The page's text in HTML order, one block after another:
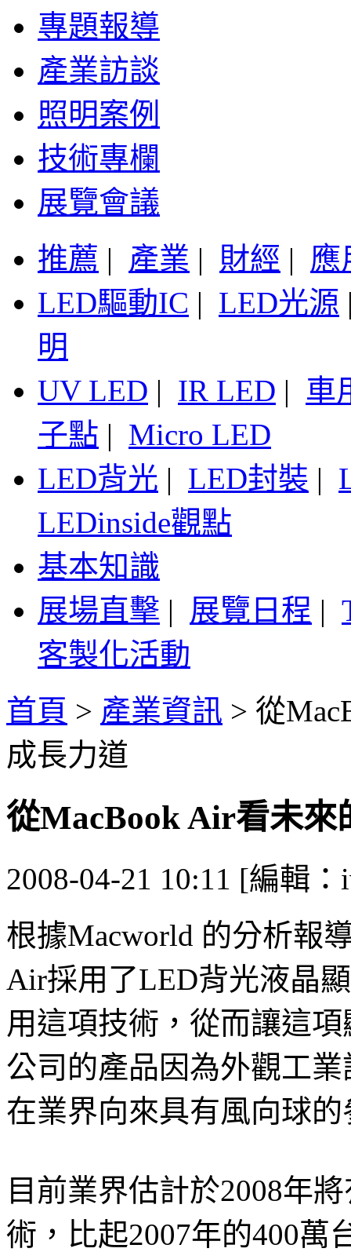
專題報導
產業訪談
照明案例
技術專欄
展覽會議
推薦 | 產業 | 財經 | 應
LED驅動IC | LED光源
明
UV LED | IR LED | 車
子點 | Micro LED
LED背光 | LED封裝 |
LEDinside觀點
基本知識
展場直擊 | 展覽日程 |
客製化活動
首頁 > 產業資訊 > 從
成長力道
從MacBook Air看未
2008-04-21 10:11 [編輯：
根據Macworld 的分析報
Air採用了LED背光液晶
用這項技術，從而讓這
公司的產品因為外觀工
在業界向來具有風向球
目前業界估計於2008年
術，比起2007年的400萬